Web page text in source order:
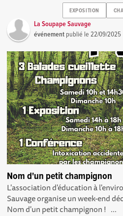
EXPOSITION
La Soupape Sauvage
événement publié le22/09/2025
Nom d'un petit champignon
L'association d'éducation à
Sauvage organise un week-end
Nom d'un petit champignon ! ...